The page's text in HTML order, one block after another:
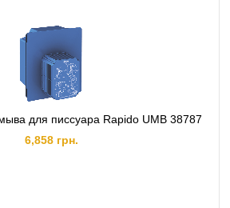
для писсуара Rapido UMB 38787
6,858 грн.